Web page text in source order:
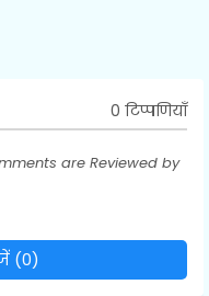
0 टिप्पणियाँ
are Reviewed by
(0)